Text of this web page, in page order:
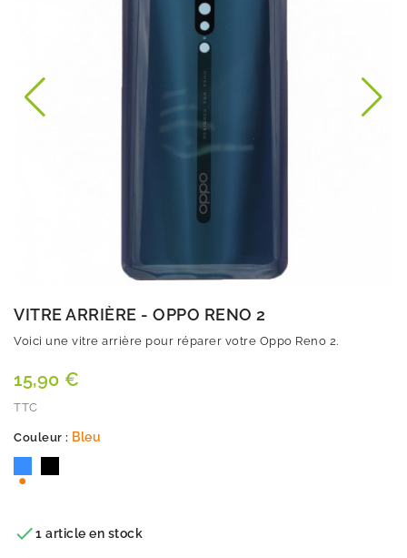
VITRE ARRIÈRE - OPPO RENO 2
Voici une vitre arrière pour réparer votre Oppo Reno 2.
15,90 €
TTC
Couleur : Bleu
1 article en stock